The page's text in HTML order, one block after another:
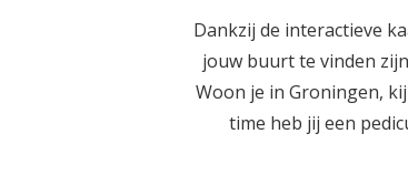
Dankzij de interactieve
jouw buurt te vinden
Woon je in Groningen,
time heb jij een